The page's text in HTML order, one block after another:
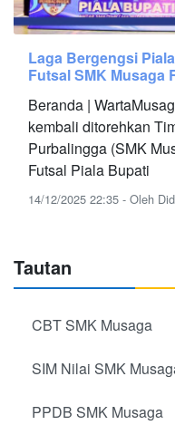
Laga Bergengsi
Futsal SMK Musaga
Beranda |
kembali ditorehkan
Purbalingga (SMK
Futsal Piala Bupati
14/12/2025 22:35 - Oleh
Tautan
CBT SMK Musaga
SIM Nilai SMK
PPDB SMK Musaga